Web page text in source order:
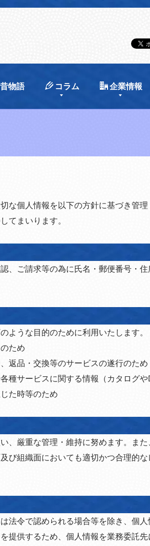
物語 コラム 企業情報
な個人情報を以下の方針に基づき管
てまいります。
、ご請求等の為に氏名・郵便番号・
ような目的のために利用いたします。
ため
返品・交換等のサービスの遂行のため
種サービスに関する情報（カタログ
た時等のため
、厳重な管理・維持に努めます。ま
び組織面においても適切かつ合理的
法令で認められる場合等を除き、個
提供するため、個人情報を業務委託